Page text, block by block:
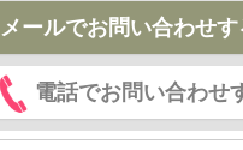
メールでお問い合わせ
電話でお問い合わせ